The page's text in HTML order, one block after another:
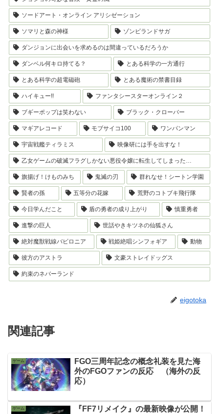
ソードアート・オンライン アリシゼーション
ソマリと森の神様 ゾンビランドサガ
ダンジョンに出会いを求めるのは間違っているだろうか
ダンベル何キロ持てる？ とある科学の一方通行
とある科学の超電磁砲 とある魔術の禁書目録
ハイキュー!! ファンタシースターオンライン２
ブギーポップは笑わない ブラック・クローバー
マギアレコード モブサイコ100 ワンパンマン
宇宙戦艦ティラミス 映像研には手を出すな！
乙女ゲームの破滅フラグしかない悪役令嬢に転生してしまった…
旗揚げ！けものみち 鬼滅の刃 群れなせ！シートン学園
賢者の孫 五等分の花嫁 荒野のコトブキ飛行隊
今日学んだこと 盾の勇者の成り上がり 慎重勇者
進撃の巨人 世話やきキツネの仙狐さん
絶対魔獣戦線バビロニア 戦姫絶唱シンフォギア 動物
彼方のアストラ 文豪ストレイドッグス
約束のネバーランド
eigotoka
関連記事
ゲーム
FGO三周年記念の概念礼装を見た海
外のFGOファンの反応 （海外の反
応）
ゲーム
『FF7リメイク』の最新映像が公開！